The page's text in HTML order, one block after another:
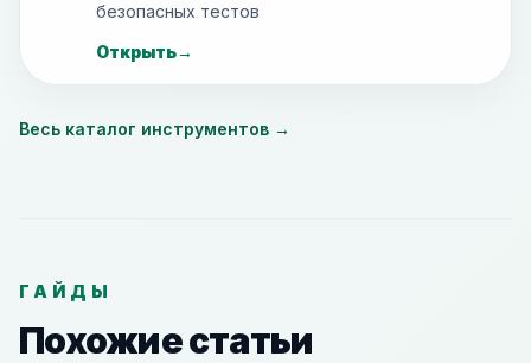
безопасных тестов
Открыть→
Весь каталог инструментов →
ГАЙДЫ
Похожие статьи